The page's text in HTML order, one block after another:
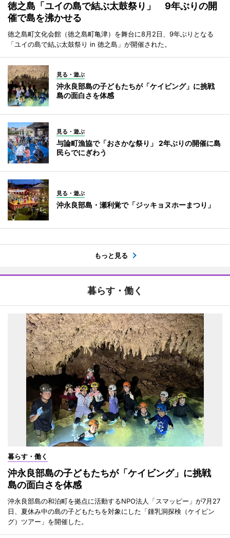
徳之島「ユイの島で結ぶ太鼓祭り」 9年ぶりの開
催で島を沸かせる
徳之島町文化会館（徳之島町亀津）を舞台に8月2日、9年ぶりとなる
「ユイの島で結ぶ太鼓祭り in 徳之島」が開催された。
見る・遊ぶ
沖永良部島の子どもたちが「ケイビング」に挑戦
島の面白さを体感
見る・遊ぶ
与論町漁協で「おさかな祭り」 2年ぶりの開催に島
民らでにぎわう
見る・遊ぶ
沖永良部島・瀬利覚で「ジッキョヌホーまつり」
もっと見る
暮らす・働く
暮らす・働く
沖永良部島の子どもたちが「ケイビング」に挑戦
島の面白さを体感
沖永良部島の和泊町を拠点に活動するNPO法人「スマッピー」が7月27
日、夏休み中の島の子どもたちを対象にした「鍾乳洞探検（ケイビン
グ）ツアー」を開催した。